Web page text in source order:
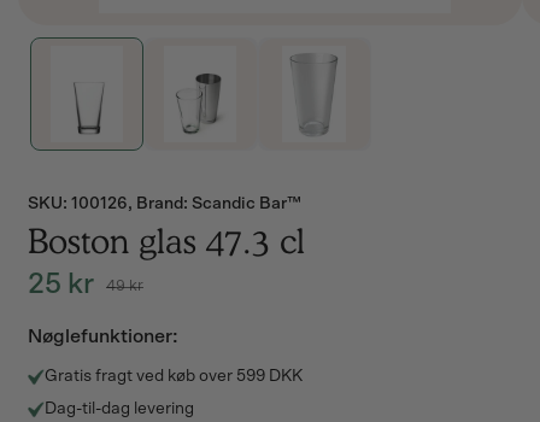
SKU:
SKU: 100126, Brand: Scandic Bar™
Boston glas 47.3 cl
49 kr
25 kr
Nøglefunktioner:
Gratis fragt ved køb over 599 DKK
Dag-til-dag levering